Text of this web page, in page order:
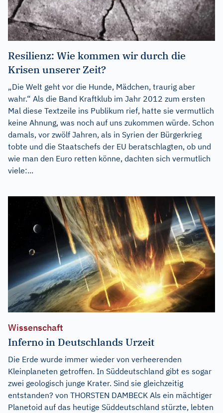
Resilienz: Wie kommen wir durch die
Krisen unserer Zeit?
„Die Welt geht vor die Hunde, Mädchen, traurig aber
wahr.“ Als die Band Kraftklub im Jahr 2012 zum ersten
Mal diese Textzeile ins Publikum rief, hatte sie vermutlich
keine Ahnung, was noch auf uns zukommen würde. Schon
damals, vor zwölf Jahren, als in Syrien der Bürgerkrieg
tobte und die Staatschefs der EU beratschlagten, ob und
wie man den Euro retten könne, dachten sich vermutlich
viele:...
Wissenschaft
Inferno in Deutschlands Urzeit
Die Erde wurde immer wieder von verheerenden
Kleinplaneten getroffen. In Süddeutschland gibt es sogar
zwei geologisch junge Krater. Sind sie gleichzeitig
entstanden? von THORSTEN DAMBECK Als ein mächtiger
Planetoid auf das heutige Süddeutschland stürzte, lebten